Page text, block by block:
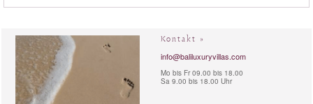
Villa Issi was an absolute fab find in Seminyak. We couldn't of had the a better
time. From the moment we were picked up by the driver to after we left we were
treated like absolute kings and queens. It was absolute heaven and so surreal. The
staff - Wijan, Mertha and Kutut couldn't of looked after us anymore, nothing was a
problem, so welcoming and friendly and the Villa itself OMG STUNNING. The
photos do not do it justice. The food was amazing, we had a beautiful banquet the
first night of our stay and it couldn't of been any better. Great place for relaxing with
Kontakt »
info@baliluxuryvillas.com
Mo bis Fr 09.00 bis 18.00
Sa 9.00 bis 18.00 Uhr